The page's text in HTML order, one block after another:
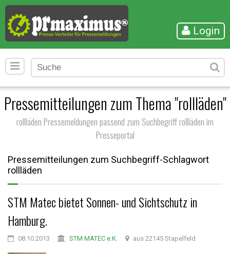
Login
Pressemitteilungen zum Thema "rollläden"
rollläden Pressemeldungen passend zum Suchbegriff rollläden im
Presseportal
Pressemitteilungen zum Suchbegriff-Schlagwort
rollläden
STM Matec bietet Sonnen- und Sichtschutz in
Hamburg.
08.10.2013 STM MATEC e.K. aus 22145 Stapelfeld